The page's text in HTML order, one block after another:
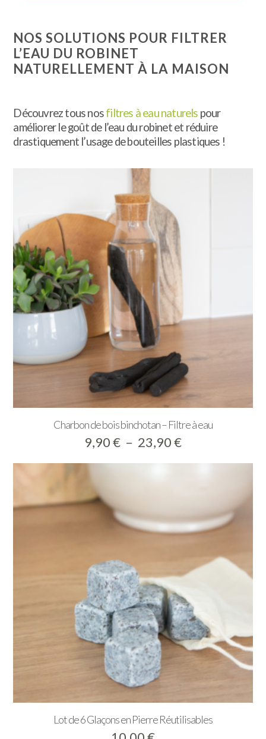
NOS SOLUTIONS POUR FILTRER
L’EAU DU ROBINET
NATURELLEMENT À LA MAISON
Découvrez tous nosfiltres à eau naturels pour
améliorer le goût de l’eau du robinet et réduire
drastiquement l’usage de bouteilles plastiques !
Charbon de bois binchotan – Filtre à eau
9,90€ – 23,90€Plage
prix :
23,90 €
Lot de 6 Glaçons en Pierre Réutilisables